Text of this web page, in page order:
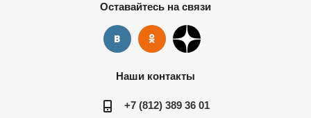
Оставайтесь на связи
Наши контакты
+7 (812) 389 36 01